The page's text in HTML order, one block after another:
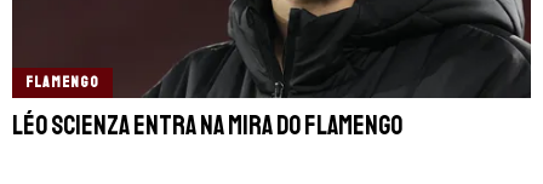
FLAMENGO
Léo Scienza entra na mira do Flamengo